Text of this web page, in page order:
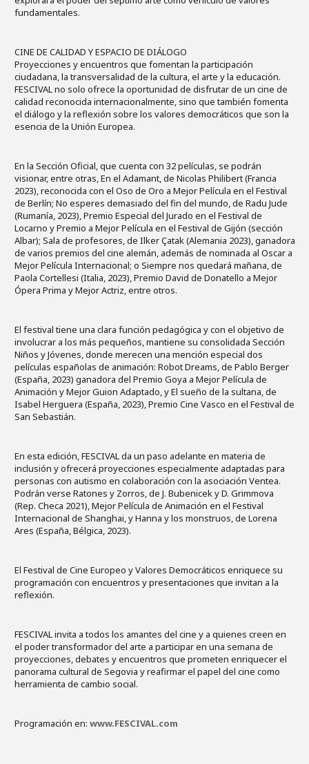
fundamentales.
CINE DE CALIDAD Y ESPACIO DE DIÁLOGO
Proyecciones y encuentros que fomentan la participación
ciudadana, la transversalidad de la cultura, el arte y la educación.
FESCIVAL no solo ofrece la oportunidad de disfrutar de un cine de
calidad reconocida internacionalmente, sino que también fomenta
el diálogo y la reflexión sobre los valores democráticos que son la
esencia de la Unión Europea.
En la Sección Oficial, que cuenta con 32 películas, se podrán
visionar, entre otras, En el Adamant, de Nicolas Philibert (Francia
2023), reconocida con el Oso de Oro a Mejor Película en el Festival
de Berlín; No esperes demasiado del fin del mundo, de Radu Jude
(Rumanía, 2023), Premio Especial del Jurado en el Festival de
Locarno y Premio a Mejor Película en el Festival de Gijón (sección
Albar); Sala de profesores, de Ilker Çatak (Alemania 2023), ganadora
de varios premios del cine alemán, además de nominada al Oscar a
Mejor Película Internacional; o Siempre nos quedará mañana, de
Paola Cortellesi (Italia, 2023), Premio David de Donatello a Mejor
Ópera Prima y Mejor Actriz, entre otros.
El festival tiene una clara función pedagógica y con el objetivo de
involucrar a los más pequeños, mantiene su consolidada Sección
Niños y Jóvenes, donde merecen una mención especial dos
películas españolas de animación: Robot Dreams, de Pablo Berger
(España, 2023) ganadora del Premio Goya a Mejor Película de
Animación y Mejor Guion Adaptado, y El sueño de la sultana, de
Isabel Herguera (España, 2023), Premio Cine Vasco en el Festival de
San Sebastián.
En esta edición, FESCIVAL da un paso adelante en materia de
inclusión y ofrecerá proyecciones especialmente adaptadas para
personas con autismo en colaboración con la asociación Ventea.
Podrán verse Ratones y Zorros, de J. Bubenicek y D. Grimmova
(Rep. Checa 2021), Mejor Película de Animación en el Festival
Internacional de Shanghai, y Hanna y los monstruos, de Lorena
Ares (España, Bélgica, 2023).
El Festival de Cine Europeo y Valores Democráticos enriquece su
programación con encuentros y presentaciones que invitan a la
reflexión.
FESCIVAL invita a todos los amantes del cine y a quienes creen en
el poder transformador del arte a participar en una semana de
proyecciones, debates y encuentros que prometen enriquecer el
panorama cultural de Segovia y reafirmar el papel del cine como
herramienta de cambio social.
Programación en: www.FESCIVAL.com